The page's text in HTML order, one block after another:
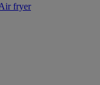
fryer